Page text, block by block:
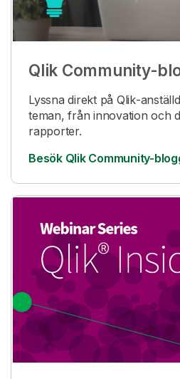
Qlik Community-
Lyssna direkt på Qlik-
teman, från innovation och
rapporter.
Besök Qlik Community-